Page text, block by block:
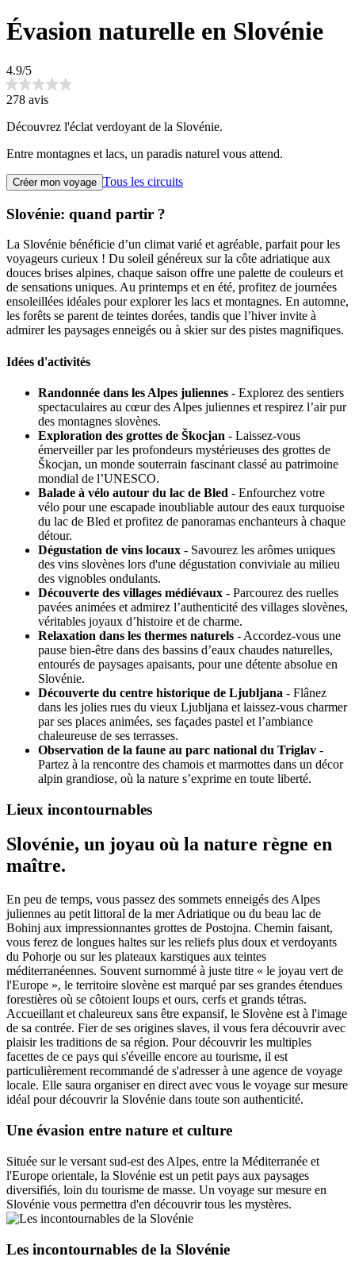
Évasion naturelle en Slovénie
4.9/5
278 avis
Découvrez l'éclat verdoyant de la Slovénie.
Entre montagnes et lacs, un paradis naturel vous attend.
Créer mon voyage Tous les circuits
Slovénie: quand partir ?
La Slovénie bénéficie d’un climat varié et agréable, parfait pour les
voyageurs curieux ! Du soleil généreux sur la côte adriatique aux
douces brises alpines, chaque saison offre une palette de couleurs et
de sensations uniques. Au printemps et en été, profitez de journées
ensoleillées idéales pour explorer les lacs et montagnes. En automne,
les forêts se parent de teintes dorées, tandis que l’hiver invite à
admirer les paysages enneigés ou à skier sur des pistes magnifiques.
Idées d'activités
Randonnée dans les Alpes juliennes - Explorez des sentiers
spectaculaires au cœur des Alpes juliennes et respirez l’air pur
des montagnes slovènes.
Exploration des grottes de Škocjan - Laissez-vous
émerveiller par les profondeurs mystérieuses des grottes de
Škocjan, un monde souterrain fascinant classé au patrimoine
mondial de l’UNESCO.
Balade à vélo autour du lac de Bled - Enfourchez votre
vélo pour une escapade inoubliable autour des eaux turquoise
du lac de Bled et profitez de panoramas enchanteurs à chaque
détour.
Dégustation de vins locaux - Savourez les arômes uniques
des vins slovènes lors d'une dégustation conviviale au milieu
des vignobles ondulants.
Découverte des villages médiévaux - Parcourez des ruelles
pavées animées et admirez l’authenticité des villages slovènes,
véritables joyaux d’histoire et de charme.
Relaxation dans les thermes naturels - Accordez-vous une
pause bien-être dans des bassins d’eaux chaudes naturelles,
entourés de paysages apaisants, pour une détente absolue en
Slovénie.
Découverte du centre historique de Ljubljana - Flânez
dans les jolies rues du vieux Ljubljana et laissez-vous charmer
par ses places animées, ses façades pastel et l’ambiance
chaleureuse de ses terrasses.
Observation de la faune au parc national du Triglav -
Partez à la rencontre des chamois et marmottes dans un décor
alpin grandiose, où la nature s’exprime en toute liberté.
Lieux incontournables
Slovénie, un joyau où la nature règne en
maître.
En peu de temps, vous passez des sommets enneigés des Alpes
juliennes au petit littoral de la mer Adriatique ou du beau lac de
Bohinj aux impressionnantes grottes de Postojna. Chemin faisant,
vous ferez de longues haltes sur les reliefs plus doux et verdoyants
du Pohorje ou sur les plateaux karstiques aux teintes
méditerranéennes. Souvent surnommé à juste titre « le joyau vert de
l'Europe », le territoire slovène est marqué par ses grandes étendues
forestières où se côtoient loups et ours, cerfs et grands tétras.
Accueillant et chaleureux sans être expansif, le Slovène est à l'image
de sa contrée. Fier de ses origines slaves, il vous fera découvrir avec
plaisir les traditions de sa région. Pour découvrir les multiples
facettes de ce pays qui s'éveille encore au tourisme, il est
particulièrement recommandé de s'adresser à une agence de voyage
locale. Elle saura organiser en direct avec vous le voyage sur mesure
idéal pour découvrir la Slovénie dans toute son authenticité.
Une évasion entre nature et culture
Située sur le versant sud-est des Alpes, entre la Méditerranée et
l'Europe orientale, la Slovénie est un petit pays aux paysages
diversifiés, loin du tourisme de masse. Un voyage sur mesure en
Slovénie vous permettra d'en découvrir tous les mystères.
Les incontournables de la Slovénie